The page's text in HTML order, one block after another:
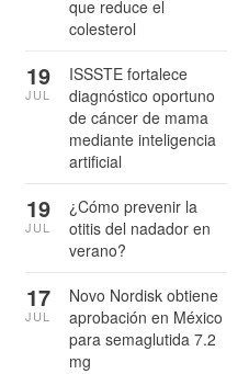
que reduce el
colesterol
ISSSTE fortalece
diagnóstico oportuno
de cáncer de mama
mediante inteligencia
artificial
19
JUL
¿Cómo prevenir la
otitis del nadador en
verano?
19
JUL
Novo Nordisk obtiene
aprobación en México
para semaglutida 7.2
mg
17
JUL